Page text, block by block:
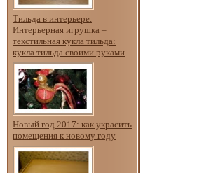
Тильда в интерьере.
Интерьерная игрушка –
текстильная кукла тильда:
кукла тильда своими руками
Новый год 2017: как украсить
помещения к новому году